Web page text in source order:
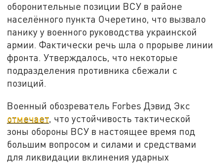
оборонительные позиции ВСУ в районе
населённого пункта Очеретино, что вызвало
панику у военного руководства украинской
армии. Фактически речь шла о прорыве линии
фронта. Утверждалось, что некоторые
подразделения противника сбежали с
позиций.
Военный обозреватель Forbes Дэвид Экс
отмечает, что устойчивость тактической
зоны обороны ВСУ в настоящее время под
большим вопросом и силами и средствами
для ликвидации вклинения ударных